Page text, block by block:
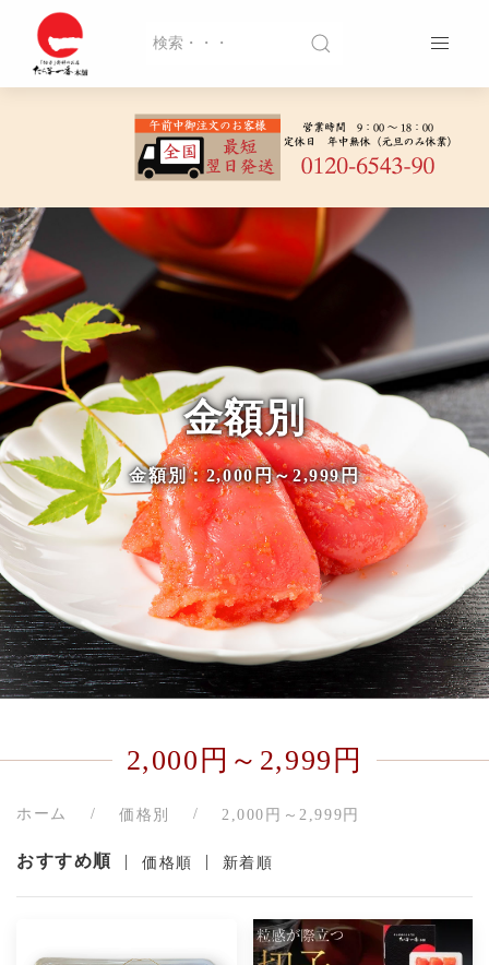
金額別
金額別：2,000円～2,999円
2,000円～2,999円
ホーム 価格別 2,000円～2,999円
おすすめ順 | 価格順 | 新着順